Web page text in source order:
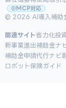
MCP対応
© 2026 AI導入補助
関連サイト省力化投
新事業進出補助金ナ
補助金申請代行ナビ
ロボット保険ガイド